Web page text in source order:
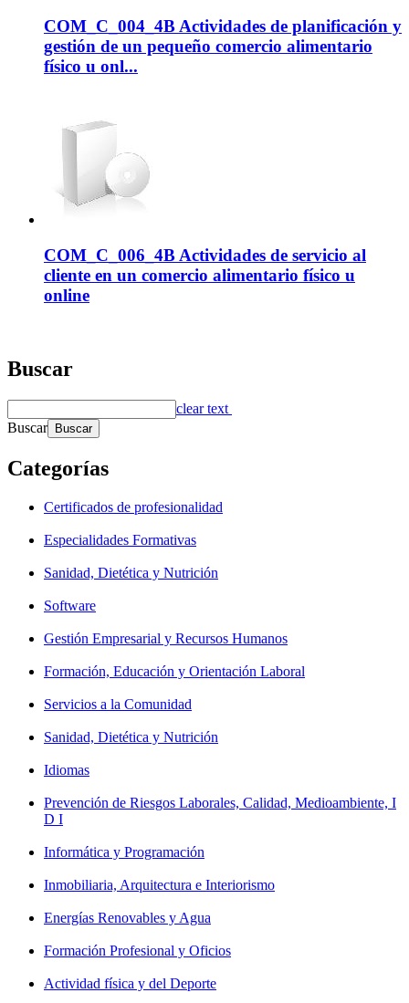
COM_C_004_4B Actividades de planificación y
gestión de un pequeño comercio alimentario
físico u onl...
COM_C_006_4B Actividades de servicio al
cliente en un comercio alimentario físico u
online
Buscar
clear text
Buscar
Categorías
Certificados de profesionalidad
Especialidades Formativas
Sanidad, Dietética y Nutrición
Software
Gestión Empresarial y Recursos Humanos
Formación, Educación y Orientación Laboral
Servicios a la Comunidad
Sanidad, Dietética y Nutrición
Idiomas
Prevención de Riesgos Laborales, Calidad, Medioambiente, I
D I
Informática y Programación
Inmobiliaria, Arquitectura e Interiorismo
Energías Renovables y Agua
Formación Profesional y Oficios
Actividad física y del Deporte